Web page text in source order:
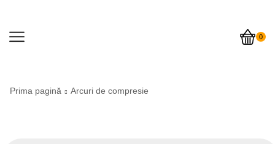
0
Prima pagină Arcuri de compresie